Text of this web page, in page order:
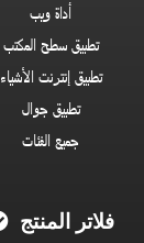
أداة ويب
تطبيق سطح المكتب
تطبيق إنترنت الأشياء
تطبيق جوال
جميع الفئات
فلاتر المنتج